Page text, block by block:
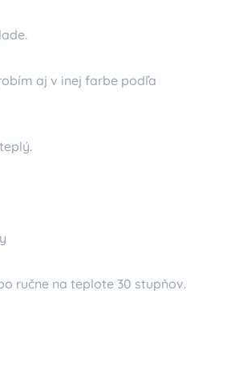
aj v inej farbe podľa
ručne na teplote 30 stupňov.